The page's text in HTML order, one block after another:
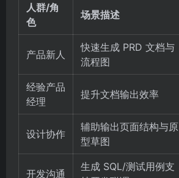
人群/角
色
场景描述
产品新人
快速生成 PRD 文档与
流程图
经验产品
经理
提升文档输出效率
设计协作
辅助输出页面结构与原
型草图
开发沟通
生成 SQL/测试用例支